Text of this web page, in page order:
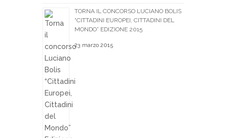
TORNA IL CONCORSO LUCIANO BOLIS
“CITTADINI EUROPEI, CITTADINI DEL
MONDO” EDIZIONE 2015
23 marzo 2015